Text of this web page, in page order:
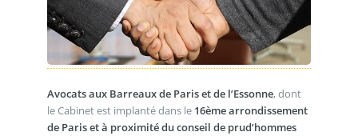
Avocats aux Barreaux de Paris et de l’Essonne, dont
le Cabinet est implanté dans le 16ème arrondissement
de Paris et à proximité du conseil de prud’hommes